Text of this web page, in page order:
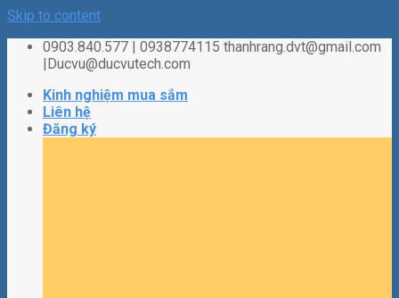
Skip to content
0903.840.577 | 0938774115 thanhrang.dvt@gmail.com
|Ducvu@ducvutech.com
Kinh nghiệm mua sắm
Liên hệ
Đăng ký